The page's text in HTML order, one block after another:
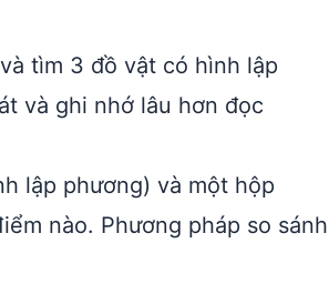
tìm 3 đồ vật có hình lập
và ghi nhớ lâu hơn đọc
lập phương) và một hộp
nào. Phương pháp so sánh